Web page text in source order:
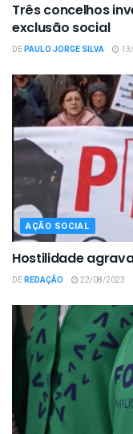
Três concelhos
exclusão social
DEPAULO JORGE SILVA
AÇÃO SOCIAL
Hostilidade
DEREDAÇÃO 22/08/2023